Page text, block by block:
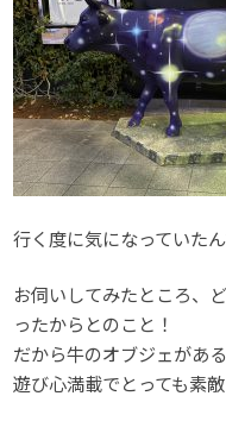
行く度に気になっていた
お伺いしてみたところ、
ったからとのこと！
だから牛のオブジェがあ
遊び心満載でとっても素敵